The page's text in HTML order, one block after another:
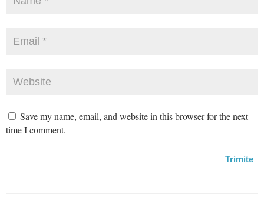
Save my name, email, and website in this browser for the next
time I comment.